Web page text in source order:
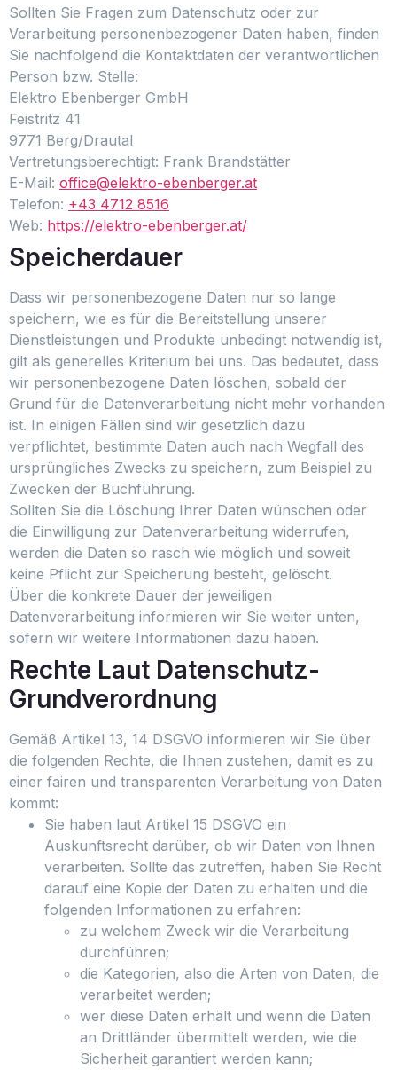
Sollten Sie Fragen zum Datenschutz oder zur
Verarbeitung personenbezogener Daten haben, finden
Sie nachfolgend die Kontaktdaten der verantwortlichen
Person bzw. Stelle:
Elektro Ebenberger GmbH
Feistritz 41
9771 Berg/Drautal
Vertretungsberechtigt: Frank Brandstätter
E-Mail: office@elektro-ebenberger.at
Telefon: +43 4712 8516
Web: https://elektro-ebenberger.at/
Speicherdauer
Dass wir personenbezogene Daten nur so lange
speichern, wie es für die Bereitstellung unserer
Dienstleistungen und Produkte unbedingt notwendig ist,
gilt als generelles Kriterium bei uns. Das bedeutet, dass
wir personenbezogene Daten löschen, sobald der
Grund für die Datenverarbeitung nicht mehr vorhanden
ist. In einigen Fällen sind wir gesetzlich dazu
verpflichtet, bestimmte Daten auch nach Wegfall des
ursprüngliches Zwecks zu speichern, zum Beispiel zu
Zwecken der Buchführung.
Sollten Sie die Löschung Ihrer Daten wünschen oder
die Einwilligung zur Datenverarbeitung widerrufen,
werden die Daten so rasch wie möglich und soweit
keine Pflicht zur Speicherung besteht, gelöscht.
Über die konkrete Dauer der jeweiligen
Datenverarbeitung informieren wir Sie weiter unten,
sofern wir weitere Informationen dazu haben.
Rechte Laut Datenschutz-
Grundverordnung
Gemäß Artikel 13, 14 DSGVO informieren wir Sie über
die folgenden Rechte, die Ihnen zustehen, damit es zu
einer fairen und transparenten Verarbeitung von Daten
kommt:
Sie haben laut Artikel 15 DSGVO ein
Auskunftsrecht darüber, ob wir Daten von Ihnen
verarbeiten. Sollte das zutreffen, haben Sie Recht
darauf eine Kopie der Daten zu erhalten und die
folgenden Informationen zu erfahren:
zu welchem Zweck wir die Verarbeitung
durchführen;
die Kategorien, also die Arten von Daten, die
verarbeitet werden;
wer diese Daten erhält und wenn die Daten
an Drittländer übermittelt werden, wie die
Sicherheit garantiert werden kann;